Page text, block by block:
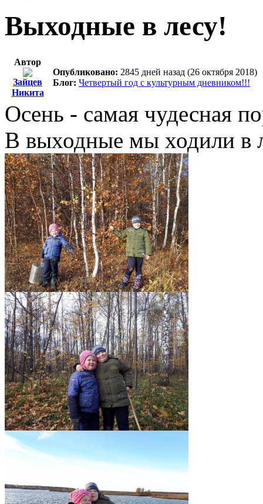
Выходные в лесу!
Автор
Зайцев
Никита
Опубликовано: 2845 дней назад (26 октября 2018)
Блог: Четвертый год с культурным дневником!!!
Осень - самая чудесная
В выходные мы ходили в